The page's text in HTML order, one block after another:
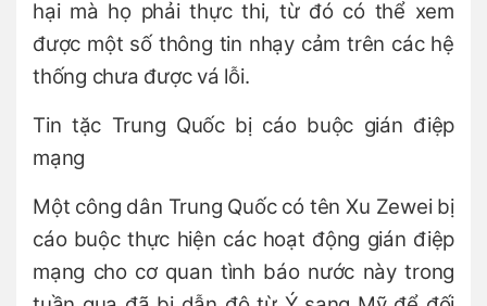
hại mà họ phải thực thi, từ đó có thể xem
được một số thông tin nhạy cảm trên các hệ
thống chưa được vá lỗi.
Tin tặc Trung Quốc bị cáo buộc gián điệp
mạng
Một công dân Trung Quốc có tên Xu Zewei bị
cáo buộc thực hiện các hoạt động gián điệp
mạng cho cơ quan tình báo nước này trong